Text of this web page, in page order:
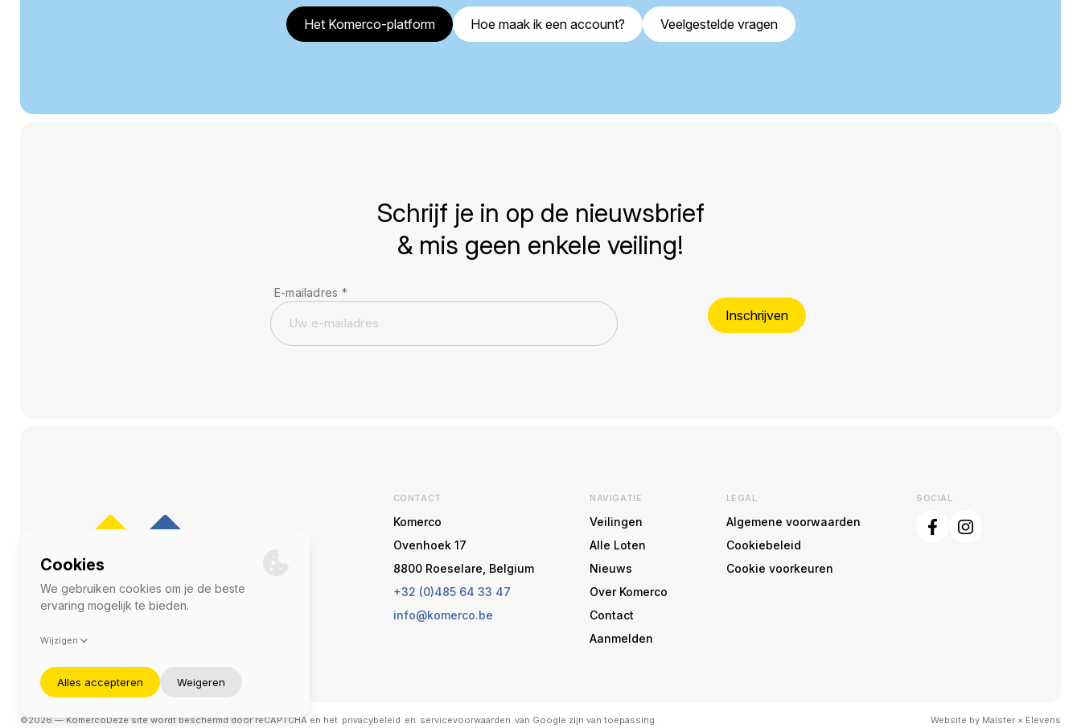
Het Komerco-platform Hoe maak ik een account? Veelgestelde vragen
Schrijf je in op de nieuwsbrief
& mis geen enkele veiling!
E-mailadres *
Inschrijven
CONTACT
Komerco
Ovenhoek 17
8800 Roeselare, Belgium
+32 (0)485 64 33 47
info@komerco.be
NAVIGATIE
Veilingen
Alle Loten
Nieuws
Over Komerco
Contact
Aanmelden
LEGAL
Algemene voorwaarden
Cookiebeleid
Cookie voorkeuren
SOCIAL
©2026 — KomercoDeze site wordt beschermd door reCAPTCHA en het privacybeleid en servicevoorwaarden van Google zijn van toepassing. Website by Maister × Elevens